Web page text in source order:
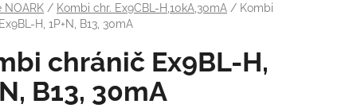
NOARK / Kombi chr. Ex9CBL-H,10kA,30mA / Kombi
H, 1P+N, B13, 30mA
chránič Ex9BL-H,
B13, 30mA